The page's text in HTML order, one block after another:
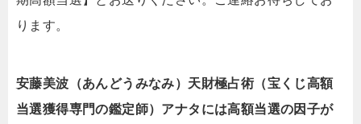
ります。
安藤美波（あんどうみなみ）天財極占術（宝くじ高額
当選獲得専門の鑑定師）アナタには高額当選の因子が